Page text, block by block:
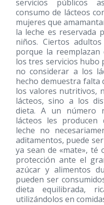
servicios públicos
consumo de lácteos
mujeres que
la leche es reservada
niños. Ciertos
porque la reemplazan
los tres servicios hubo
no considerar a los
hecho demuestra falta
los valores nutritivos,
lácteos, sino a los
dieta. A un número
lácteos les producen
leche no
aditamentos, puede
ya sean de «mate», té
protección ante el
azúcar y alimentos
pueden ser
dieta equilibrada,
utilizándolos en